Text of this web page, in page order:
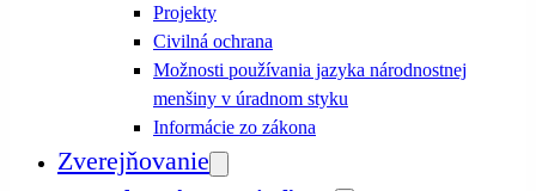
Projekty
Civilná ochrana
Možnosti používania jazyka národnostnej
menšiny v úradnom styku
Informácie zo zákona
Zverejňovanie